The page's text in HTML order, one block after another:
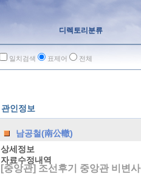
디렉토리분류
일치검색 표제어 전체
관인정보
남공철(南公轍)
상세정보
자료수정내역
[중앙관] 조선후기 중앙관 비변